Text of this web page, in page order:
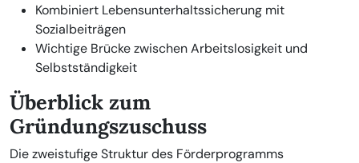
Kombiniert Lebensunterhaltssicherung mit
Sozialbeiträgen
Wichtige Brücke zwischen Arbeitslosigkeit und
Selbstständigkeit
Überblick zum
Gründungszuschuss
Die zweistufige Struktur des Förderprogramms